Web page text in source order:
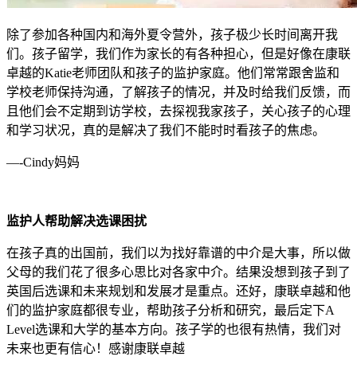
除了参加各种国内和海外夏令营外，孩子极少长时间离开我
们。孩子留学，我们作为家长的有各种担心，但是好像在康联
卓越的Katie老师团队和孩子的监护家庭。他们常常跟舍监和
学校老师保持沟通，了解孩子的情况，并及时给我们反馈，而
且他们会不定期到访学校，去探视我家孩子，关心孩子的心理
和学习状况，真的是解决了我们不能时时看孩子的焦虑。
—-Cindy妈妈
监护人帮助解决选课困扰
在孩子真的出国前，我们以为找好靠谱的中介是大事，所以做
父母的我们花了很多心思比对各家中介。结果没想到孩子到了
英国后选课和未来规划和发展才是重点。还好，康联卓越和他
们的监护家庭都很专业，帮助孩子分析和研究，最后定下A
Level选课和大学的基本方向。孩子学的也很有热情，我们对
未来也更有信心！感谢康联卓越